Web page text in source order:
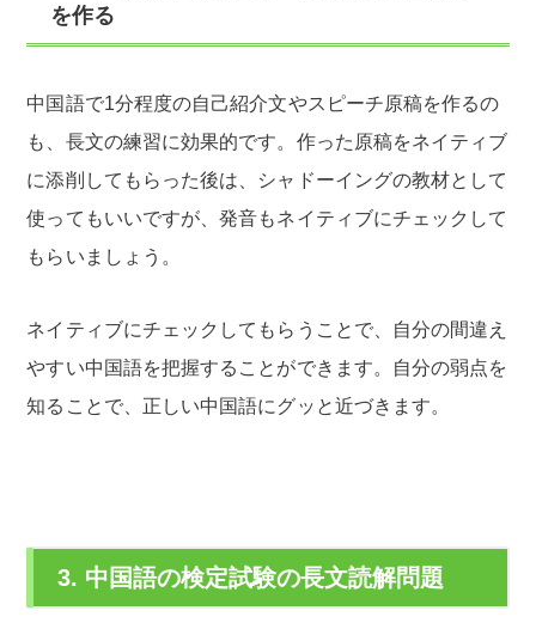
を作る
中国語で1分程度の自己紹介文やスピーチ原稿を作るの
も、長文の練習に効果的です。作った原稿をネイティブ
に添削してもらった後は、シャドーイングの教材として
使ってもいいですが、発音もネイティブにチェックして
もらいましょう。
ネイティブにチェックしてもらうことで、自分の間違え
やすい中国語を把握することができます。自分の弱点を
知ることで、正しい中国語にグッと近づきます。
3. 中国語の検定試験の長文読解問題